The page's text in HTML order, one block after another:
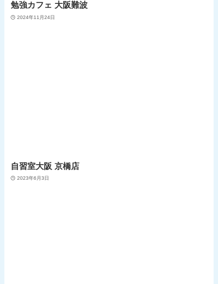
勉強カフェ 大阪難波
2024年11月24日
自習室大阪 京橋店
2023年6月3日